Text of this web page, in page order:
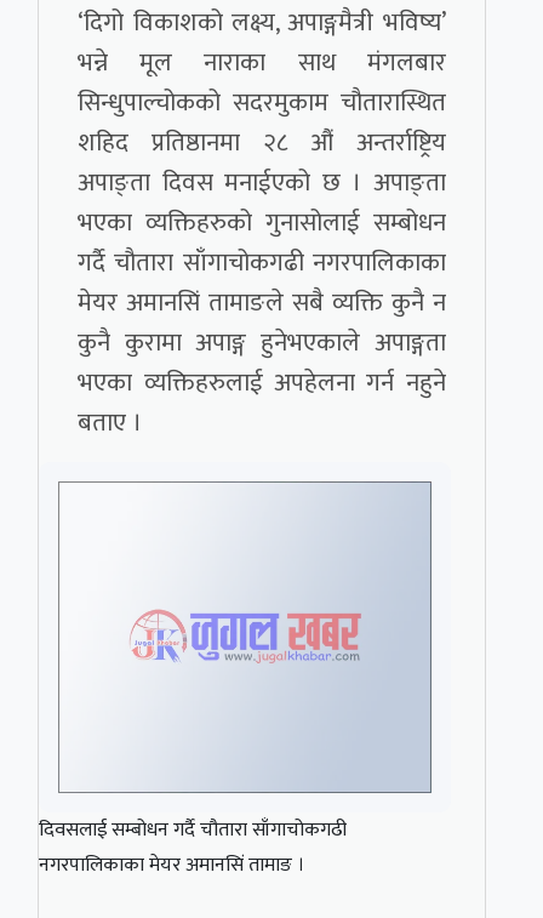
‘दिगो विकाशको लक्ष्य, अपाङ्गमैत्री भविष्य’
भन्ने मूल नाराका साथ मंगलबार
सिन्धुपाल्चोकको सदरमुकाम चौतारास्थित
शहिद प्रतिष्ठानमा २८ औं अन्तर्राष्ट्रिय
अपाङ्ता दिवस मनाईएको छ । अपाङ्ता
भएका व्यक्तिहरुको गुनासोलाई सम्बोधन
गर्दै चौतारा साँगाचोकगढी नगरपालिकाका
मेयर अमानसिं तामाङले सबै व्यक्ति कुनै न
कुनै कुरामा अपाङ्ग हुनेभएकाले अपाङ्गता
भएका व्यक्तिहरुलाई अपहेलना गर्न नहुने
बताए ।
दिवसलाई सम्बोधन गर्दै चौतारा साँगाचोकगढी
नगरपालिकाका मेयर अमानसिं तामाङ ।